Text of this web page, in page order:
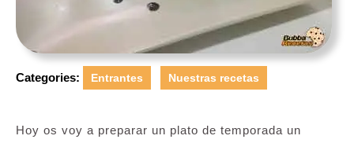
Categories: Entrantes Nuestras recetas
Hoy os voy a preparar un plato de temporada un